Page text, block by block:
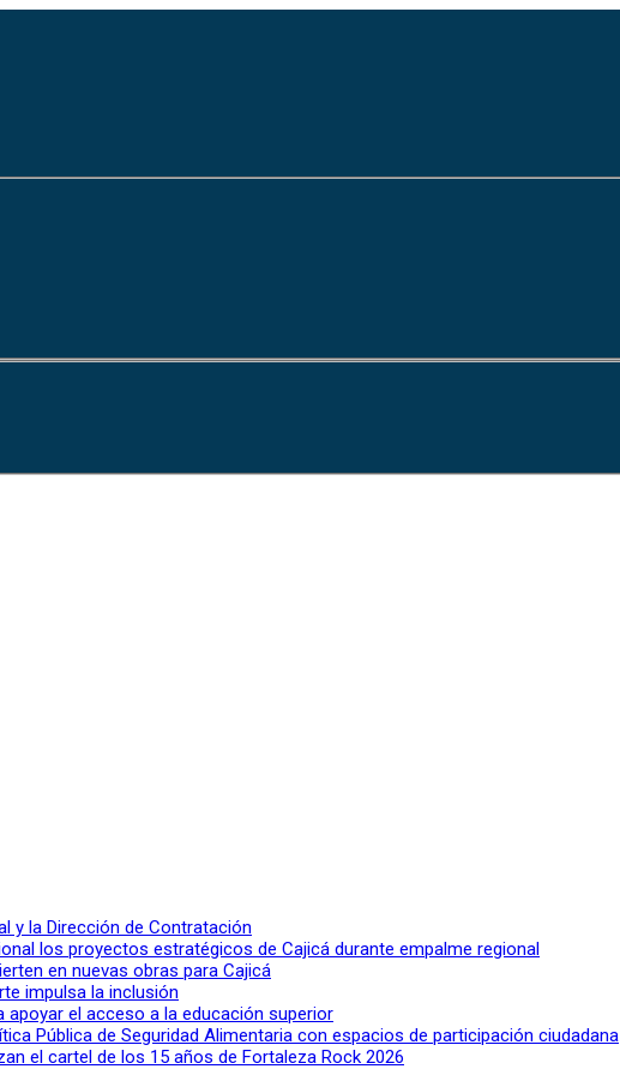
y la Dirección de Contratación
los proyectos estratégicos de Cajicá durante empalme regional
en nuevas obras para Cajicá
impulsa la inclusión
apoyar el acceso a la educación superior
Pública de Seguridad Alimentaria con espacios de participación ciudadana
el cartel de los 15 años de Fortaleza Rock 2026